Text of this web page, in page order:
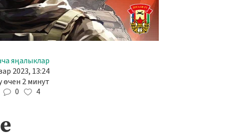
яңалыклар
2023, 13:24
өчен 2 минут
0 4